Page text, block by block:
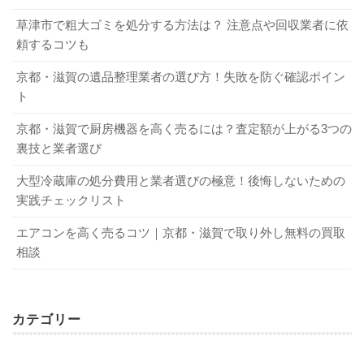
リットといえます。実際に、買取に出す遺品と引き取り処
分を依頼する遺品では、扱いが随分違うものです。買取に
出した遺品は、業者でも再販する予定があることから、丁
寧に査定してもらえます。しかし、最初から引き取り処分
しょう。いくら不用品であっても、遺品は故人の思いが詰
2．どんな遺品が買取対象になる？
特に家電製品などは、日にちが経過するほど旧型扱いにな
り、査定で不利になる可能性が高くなります。そのほかの
遺品でも、なるべく早く買取してもらうほうが高額査定が
出やすいことに変わりはありません。相続が関係しない遺
でも、パソコン・スマホ・タブレットは新製品の発売サイ
異なるため、同じ条件の遺品でも査定金額が随分異なりま
す。中でも、趣味のコレクション品や骨とう品などは、業
によく見られる特徴は、以下を参考にしてください。
誘電話をかけてきたりする
する
何かと理由を付けて家に上がろうとする
強い言葉や態度で契約を迫る
査定基準を問い合わせても説明してくれない
身分証や社員証の提示を渋る
古物商許可を取得していない可能性がある
草津市で粗大ゴミを処分する方法は？ 注意点や回収業者に依
頼するコツも
京都・滋賀の遺品整理業者の選び方！失敗を防ぐ確認ポイン
ト
京都・滋賀で厨房機器を高く売るには？査定額が上がる3つの
裏技と業者選び
大型冷蔵庫の処分費用と業者選びの極意！後悔しないための
実践チェックリスト
エアコンを高く売るコツ｜京都・滋賀で取り外し無料の買取
相談
カテゴリー